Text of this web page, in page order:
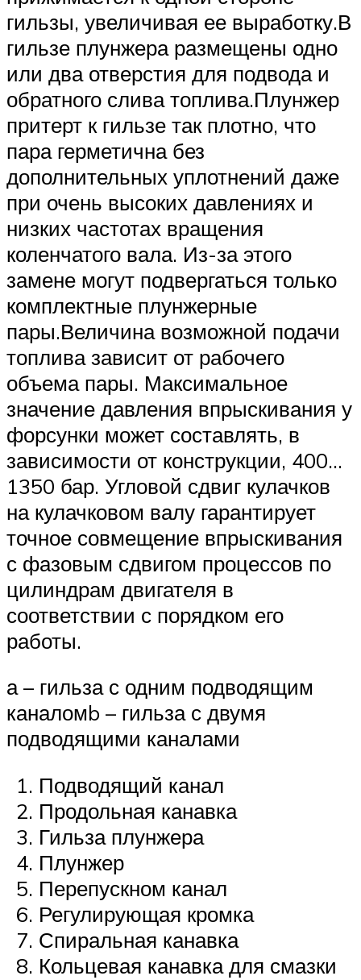
гильзы, увеличивая ее выработку.В
гильзе плунжера размещены одно
или два отверстия для подвода и
обратного слива топлива.Плунжер
притерт к гильзе так плотно, что
пара герметична без
дополнительных уплотнений даже
при очень высоких давлениях и
низких частотах вращения
коленчатого вала. Из-за этого
замене могут подвергаться только
комплектные плунжерные
пары.Величина возможной подачи
топлива зависит от рабочего
объема пары. Максимальное
значение давления впрыскивания у
форсунки может составлять, в
зависимости от конструкции, 400…
1350 бар. Угловой сдвиг кулачков
на кулачковом валу гарантирует
точное совмещение впрыскивания
с фазовым сдвигом процессов по
цилиндрам двигателя в
соответствии с порядком его
работы.
а – гильза с одним подводящим
каналомb – гильза с двумя
подводящими каналами
Подводящий канал
Продольная канавка
Гильза плунжера
Плунжер
Перепускном канал
Регулирующая кромка
Спиральная канавка
Кольцевая канавка для смазки